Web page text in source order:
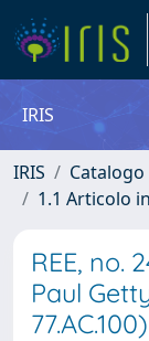
IRIS
IRIS Catalogo
1.1 Articolo
REE, no.
Paul
77.AC.100)